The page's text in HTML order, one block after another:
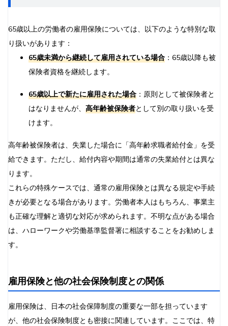
65歳以上の労働者の雇用保険については、以下のような特別な取
り扱いがあります：
65歳未満から継続して雇用されている場合 ：65歳以降も被
保険者資格を継続します。
65歳以上で新たに雇用された場合 ：原則として被保険者と
はなりませんが、 高年齢被保険者として別の取り扱いを受
けます。
高年齢被保険者は、失業した場合に「高年齢求職者給付金」を受
給できます。ただし、給付内容や期間は通常の失業給付とは異な
ります。
これらの特殊ケースでは、通常の雇用保険とは異なる規定や手続
きが必要となる場合があります。労働者本人はもちろん、事業主
も正確な理解と適切な対応が求められます。不明な点がある場合
は、ハローワークや労働基準監督署に相談することをお勧めしま
す。
雇用保険と他の社会保険制度との関係
雇用保険は、日本の社会保障制度の重要な一部を担っています
が、他の社会保険制度とも密接に関連しています。ここでは、特